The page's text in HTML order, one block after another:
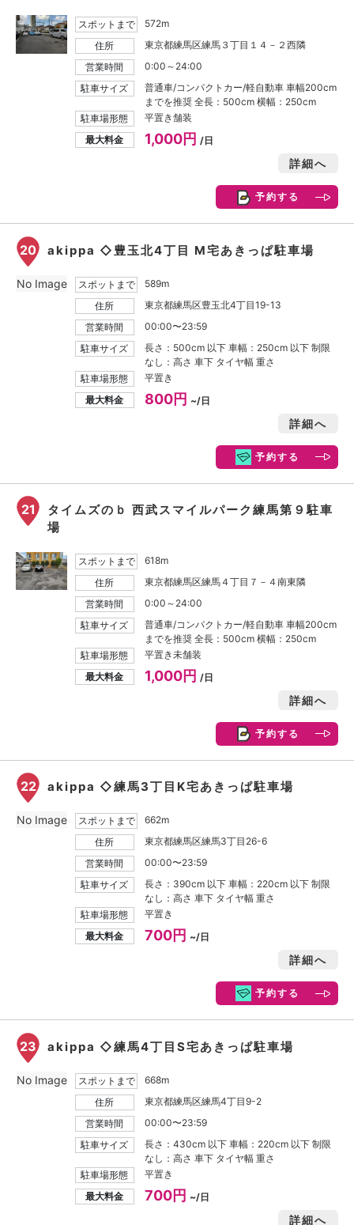
スポットまで
572m
住所
東京都練馬区練馬３丁目１４－２西隣
営業時間
0:00～24:00
駐車サイズ
普通車/コンパクトカー/軽自動車 車幅200cm
までを推奨 全長：500cm 横幅：250cm
駐車場形態
平置き舗装
最大料金
1,000円/日
詳細へ
予約する
20 akippa ◇豊玉北4丁目 M宅あきっぱ駐車場
スポットまで
589m
住所
東京都練馬区豊玉北4丁目19-13
営業時間
00:00〜23:59
駐車サイズ
長さ：500cm 以下 車幅：250cm 以下 制限
なし：高さ 車下 タイヤ幅 重さ
駐車場形態
平置き
最大料金
800円 ~/日
詳細へ
予約する
No Image
21
タイムズのｂ 西武スマイルパーク練馬第９駐車
場
スポットまで
618m
住所
東京都練馬区練馬４丁目７－４南東隣
営業時間
0:00～24:00
駐車サイズ
普通車/コンパクトカー/軽自動車 車幅200cm
までを推奨 全長：500cm 横幅：250cm
駐車場形態
平置き未舗装
最大料金
1,000円 /日
詳細へ
予約する
22 akippa ◇練馬3丁目K宅あきっぱ駐車場
スポットまで
662m
住所
東京都練馬区練馬3丁目26-6
営業時間
00:00〜23:59
駐車サイズ
長さ：390cm 以下 車幅：220cm 以下 制限
なし：高さ 車下 タイヤ幅 重さ
駐車場形態
平置き
最大料金
700円 ~/日
詳細へ
予約する
No Image
23 akippa ◇練馬4丁目S宅あきっぱ駐車場
スポットまで
668m
住所
東京都練馬区練馬4丁目9-2
営業時間
00:00〜23:59
駐車サイズ
長さ：430cm 以下 車幅：220cm 以下 制限
なし：高さ 車下 タイヤ幅 重さ
駐車場形態
平置き
最大料金
700円 ~/日
詳細へ
No Image